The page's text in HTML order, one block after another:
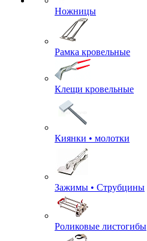
Ножницы
Рамка кровельные
Клещи кровельные
Киянки • молотки
Зажимы • Струбцины
Роликовые листогибы